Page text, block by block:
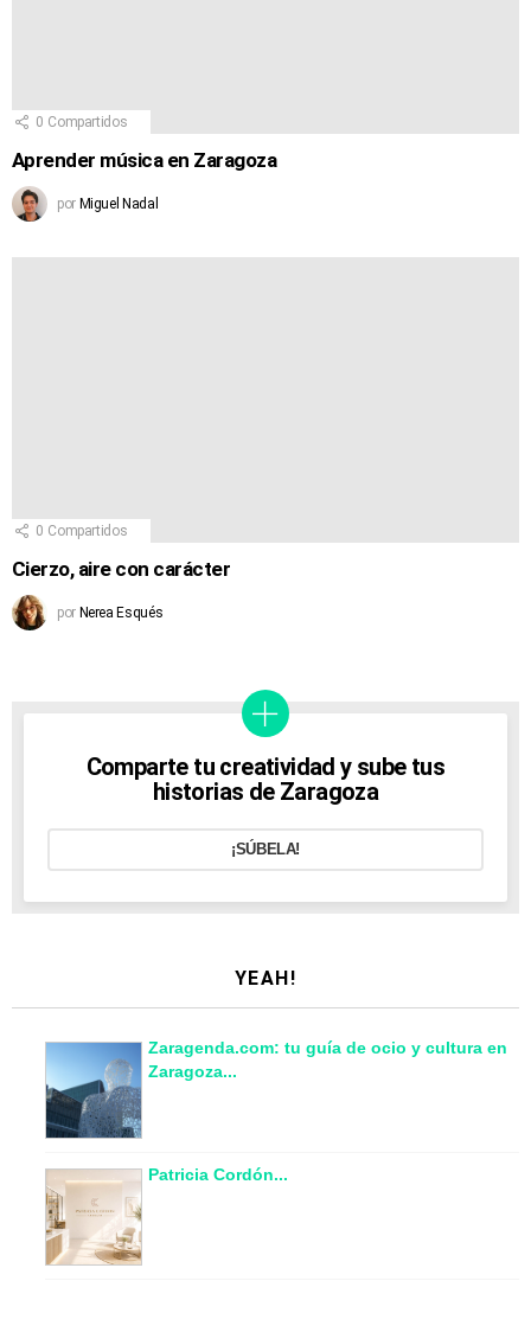
0 Compartidos
Aprender música en Zaragoza
por Miguel Nadal
0 Compartidos
Cierzo, aire con carácter
por Nerea Esqués
Comparte tu creatividad y sube tus
historias de Zaragoza
¡SÚBELA!
YEAH!
Zaragenda.com: tu guía de ocio y cultura en
Zaragoza...
Patricia Cordón...